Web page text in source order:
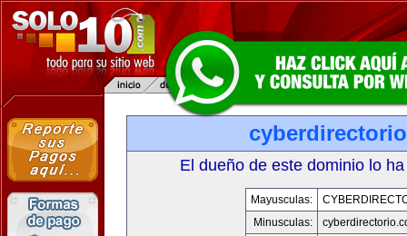
El dueño de este dominio lo
Mayusculas:
Minusculas: